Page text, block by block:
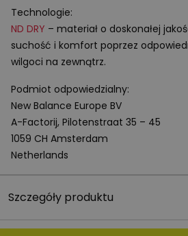
Technologie:
ND DRY – materiał o doskonałej
suchość i komfort poprzez
wilgoci na zewnątrz.
Podmiot odpowiedzialny:
New Balance Europe BV
A-Factorij, Pilotenstraat 35 – 45
1059 CH Amsterdam
Netherlands
Szczegóły produktu